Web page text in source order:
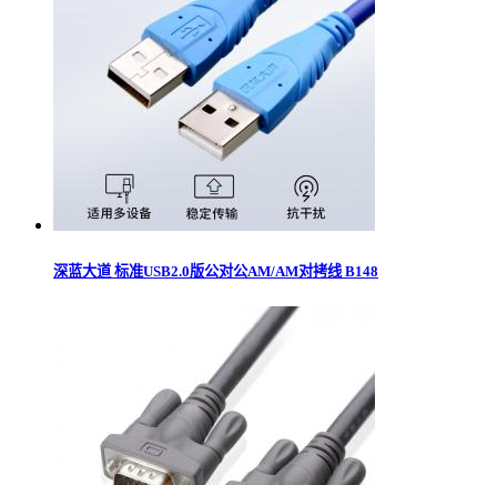
深蓝大道 标准USB2.0版公对公AM/AM对拷线 B148